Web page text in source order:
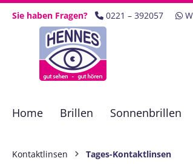
Hauptinhalt springen
Zur Suche springen
Zur Hauptnavigation springen
Sie haben Fragen? 0221 – 392057
Home Brillen Sonnenbrillen
Kontaktlinsen Tages-Kontaktlinsen